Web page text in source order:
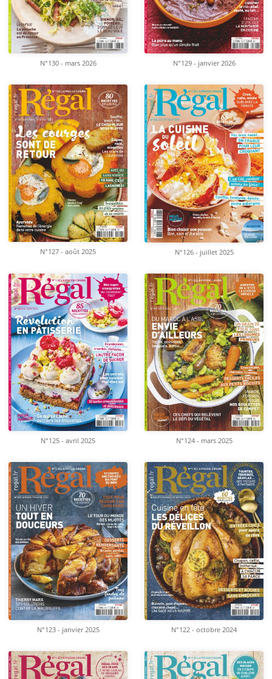
N°130 - mars 2026 N°129 - janvier 2026
N°127 - août 2025 N°126 - juillet 2025
N°125 - avril 2025 N°124 - mars 2025
N°123 - janvier 2025 N°122 - octobre 2024